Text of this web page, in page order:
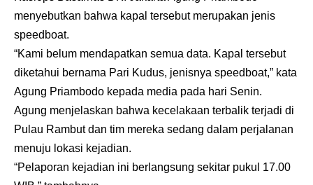
menyebutkan bahwa kapal tersebut merupakan jenis
speedboat.
“Kami belum mendapatkan semua data. Kapal tersebut
diketahui bernama Pari Kudus, jenisnya speedboat,” kata
Agung Priambodo kepada media pada hari Senin.
Agung menjelaskan bahwa kecelakaan terbalik terjadi di
Pulau Rambut dan tim mereka sedang dalam perjalanan
menuju lokasi kejadian.
“Pelaporan kejadian ini berlangsung sekitar pukul 17.00